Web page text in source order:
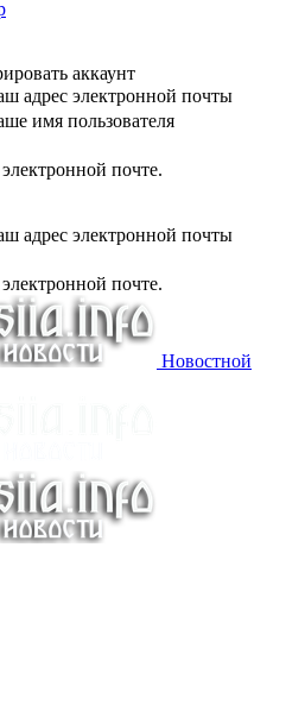
аккаунт
адрес электронной почты
имя пользователя
почте.
адрес электронной почты
почте.
Новостной